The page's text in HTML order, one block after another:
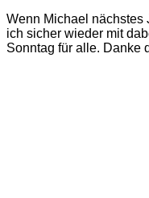
Wenn Michael nächstes
ich sicher wieder mit
Sonntag für alle. Danke